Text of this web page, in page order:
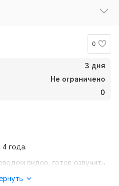
0
3 дня
Не ограничено
0
года.
видео, готов озвучить